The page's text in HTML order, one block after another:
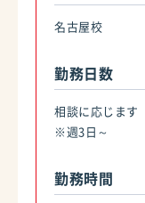
名古屋校
勤務日数
相談に応じます
※週3日～
勤務時間